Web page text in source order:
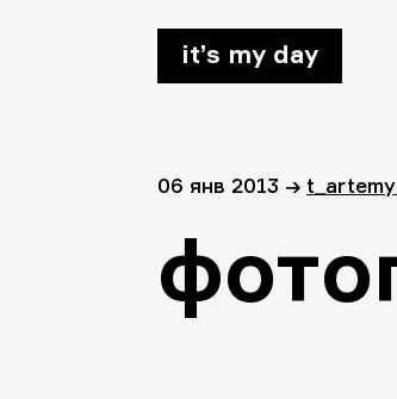
it’s my day
06 янв 2013 →